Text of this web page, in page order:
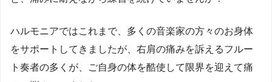
ハルモニアではこれまで、多くの音楽家の方々のお身体
をサポートしてきましたが、右肩の痛みを訴えるフルー
ト奏者の多くが、ご自身の体を酷使して限界を迎えて痛